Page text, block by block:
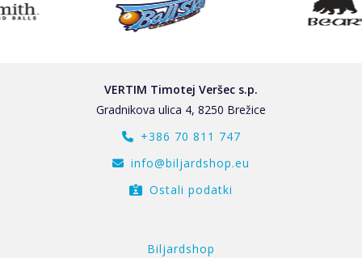
VERTIM Timotej Veršec s.p.
Gradnikova ulica 4, 8250 Brežice
+386 70 811 747
info@biljardshop.eu
Ostali podatki
Biljardshop